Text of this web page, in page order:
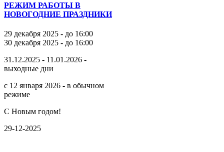
РЕЖИМ РАБОТЫ В
НОВОГОДНИЕ ПРАЗДНИКИ
29 декабря 2025 - до 16:00
30 декабря 2025 - до 16:00
31.12.2025 - 11.01.2026 -
выходные дни
с 12 января 2026 - в обычном
режиме
С Новым годом!
29-12-2025